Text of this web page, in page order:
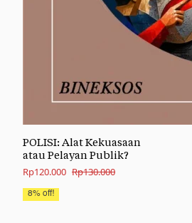
POLISI: Alat Kekuasaan
atau Pelayan Publik?
Rp130.000
Original
price
Rp120.000
Current
price
8% off!